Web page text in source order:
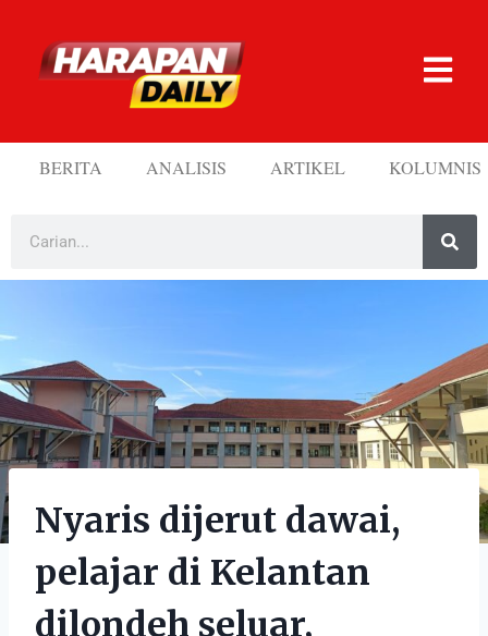
BERITA ANALISIS ARTIKEL KOLUMNIS
Nyaris dijerut dawai,
pelajar di Kelantan
dilondeh seluar,